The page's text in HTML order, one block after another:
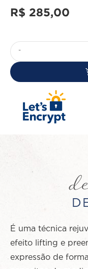
R$ 285,00
-
É uma técnica
efeito lifting e
expressão de